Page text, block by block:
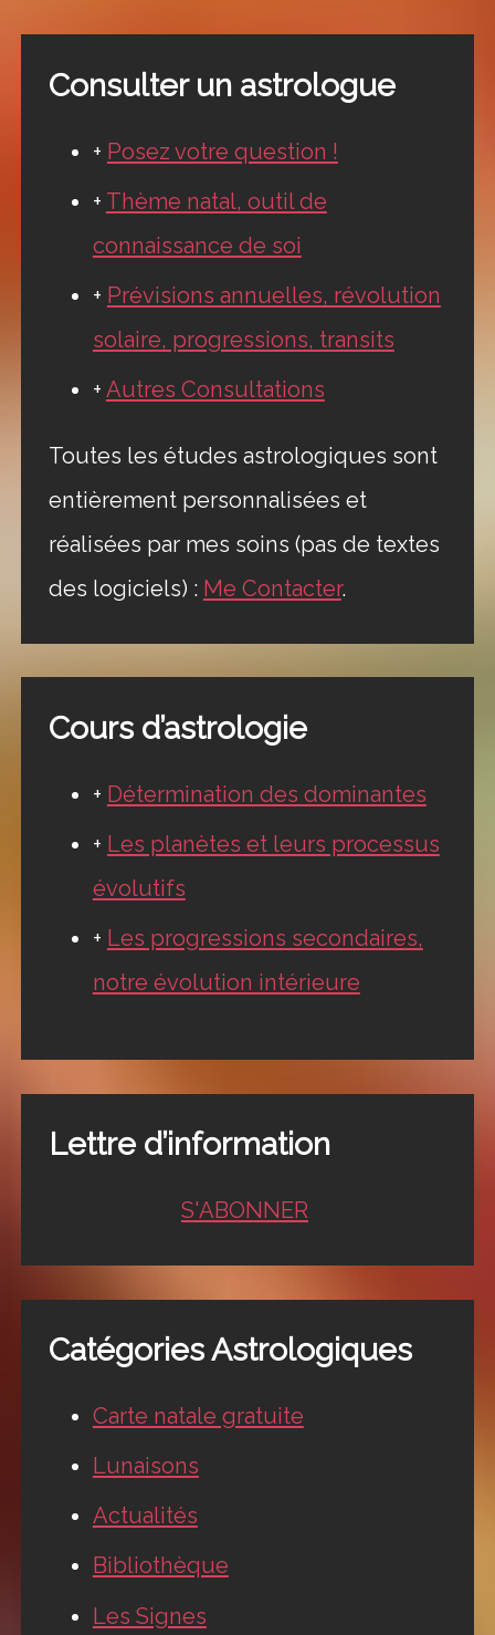
Consulter un astrologue
+ Posez votre question !
+ Thème natal, outil de
connaissance de soi
+ Prévisions annuelles, révolution
solaire, progressions, transits
+ Autres Consultations
Toutes les études astrologiques sont
entièrement personnalisées et
réalisées par mes soins (pas de textes
des logiciels) : Me Contacter.
Cours d’astrologie
+ Détermination des dominantes
+ Les planètes et leurs processus
évolutifs
+ Les progressions secondaires,
notre évolution intérieure
Lettre d’information
S'ABONNER
Catégories Astrologiques
Carte natale gratuite
Lunaisons
Actualités
Bibliothèque
Les Signes